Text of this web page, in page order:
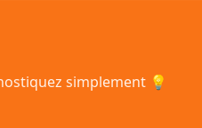
simplement 💡